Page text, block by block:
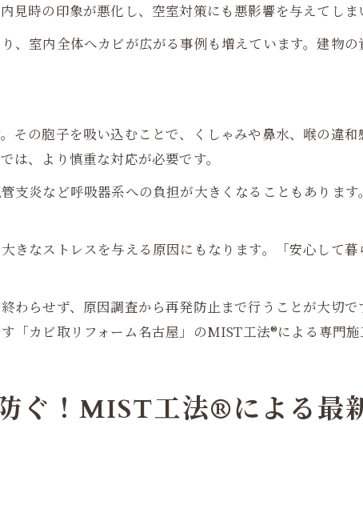
時の印象が悪化し、空室対策にも悪影響を与えてしま
、室内全体へカビが広がる事例も増えています。建物
その胞子を吸い込むことで、くしゃみや鼻水、喉の違
は、より慎重な対応が必要です。
支炎など呼吸器系への負担が大きくなることもありま
きなストレスを与える原因にもなります。「安心して
わらせず、原因調査から再発防止まで行うことが大切
「カビ取リフォーム名古屋」のMIST工法®による専門施
ぐ！MIST工法®による最